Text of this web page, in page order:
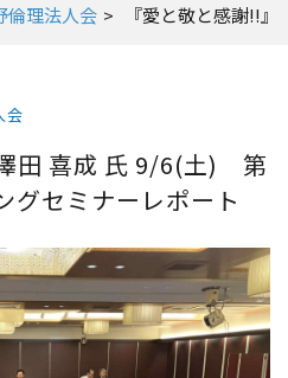
倫理法人会 『愛と敬と感謝!!
会
田 喜成 氏 9/6(土) 第
グセミナーレポート